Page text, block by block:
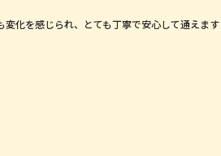
変化を感じられ、とても丁寧で安心して通えま